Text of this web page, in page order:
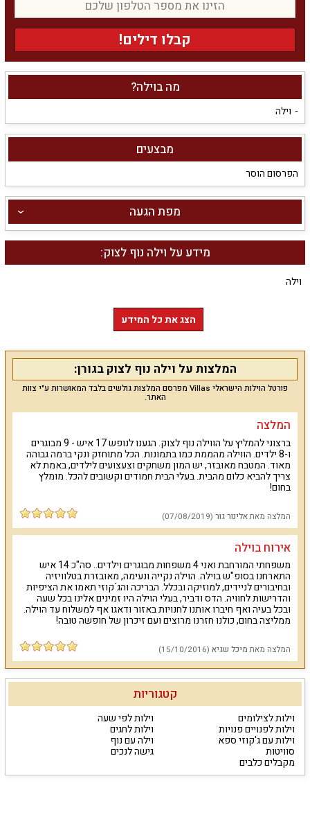
מה בוילה?
וילה
מבצעים
הפרסום הוסר
מפת הגעה
קבלו דילים!
מידע על וילה נוף לצוק:
וילה
הצג את כל המידע
המלצות על וילה נוף לצוק בגורן:
פורטל הוילות הישראלי Villas מפרסם המלצות גולשים בלבד המאושרות ע"י צוות
האתר.
המלצה
ברצוני להמליץ על הווילה נוף לצוק. הגענו לנופש 17 איש - 9 מבוגרים
ו-8 ילדים. הווילה מהממת כמו בתמונות. הכל מתוחזק ונקי ברמה גבוהה
מאוד. המטבח מאובזר, יש המון משחקים וצעצועים לילדים, באמת לא
צריך להביא כלום מהבית. בעלי הבית חמודים וקשובים להכל. מומלץ
בחום!
המלצה מאתאלינור גור (07/08/2019)
אירוח בוילה
משפחתי המורחבת ואני 4 משפחות מבוגרים וילדים.. סה"כ 14 איש
התארחנו בסופ"ש בוילה. הוילה נקייה ונעימה, מאובזרת בטלוויזיה
ובחיבורים לניידים, למוזיקה ובכלל. הבריכה והג´קוזי תאמו את הציפיות
והדרישות לחוויה. הדס ודביר, בעלי הוילה היו זמינים אלינו בכל שעה
ובכל בעיה ואף חיברו אותנו לחנויות באזור ודאגו אף למשלוח עד הוילה.
ממליצה בחום, כולנו חזרנו מרוצים ועם זיכרון של חופשה טובה!
המלצה מאתמיכל שגיא (15/10/2016)
קטגוריות
וילות לצילומים וילות לפי שעה
וילות לפנויים פנויות וילות לחגים
וילות עם ג'קוזי ספא וילה עם נוף
סוויטות גישה לנכים
מקבלים כלבים